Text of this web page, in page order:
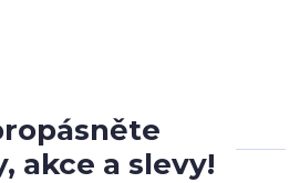
akce a slevy!